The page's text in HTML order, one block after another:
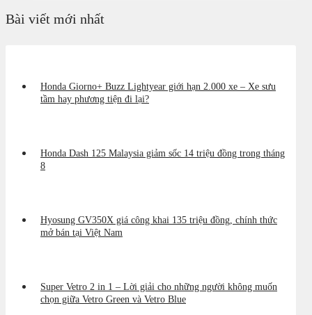
Bài viết mới nhất
Honda Giorno+ Buzz Lightyear giới hạn 2.000 xe – Xe sưu
tầm hay phương tiện đi lại?
Honda Dash 125 Malaysia giảm sốc 14 triệu đồng trong tháng
8
Hyosung GV350X giá công khai 135 triệu đồng, chính thức
mở bán tại Việt Nam
Super Vetro 2 in 1 – Lời giải cho những người không muốn
chọn giữa Vetro Green và Vetro Blue